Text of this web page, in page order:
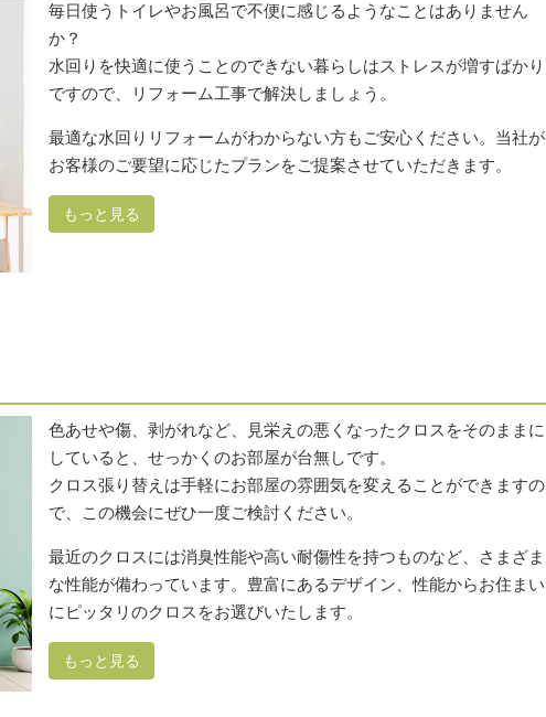
毎日使うトイレやお風呂で不便に感じるようなことはありません
か？
水回りを快適に使うことのできない暮らしはストレスが増すばかり
ですので、リフォーム工事で解決しましょう。
最適な水回りリフォームがわからない方もご安心ください。当社が
お客様のご要望に応じたプランをご提案させていただきます。
もっと見る
色あせや傷、剥がれなど、見栄えの悪くなったクロスをそのままに
していると、せっかくのお部屋が台無しです。
クロス張り替えは手軽にお部屋の雰囲気を変えることができますの
で、この機会にぜひ一度ご検討ください。
最近のクロスには消臭性能や高い耐傷性を持つものなど、さまざま
な性能が備わっています。豊富にあるデザイン、性能からお住まい
にピッタリのクロスをお選びいたします。
もっと見る